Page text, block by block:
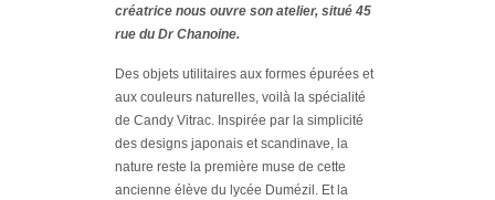
créatrice nous ouvre son atelier, situé 45
rue du Dr Chanoine.
Des objets utilitaires aux formes épurées et
aux couleurs naturelles, voilà la spécialité
de Candy Vitrac. Inspirée par la simplicité
des designs japonais et scandinave, la
nature reste la première muse de cette
ancienne élève du lycée Dumézil. Et la